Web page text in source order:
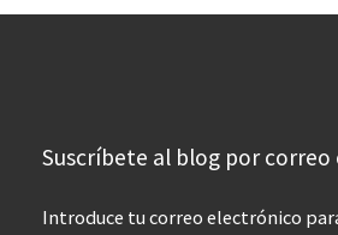
Suscríbete al blog por
Introduce tu correo electrónico